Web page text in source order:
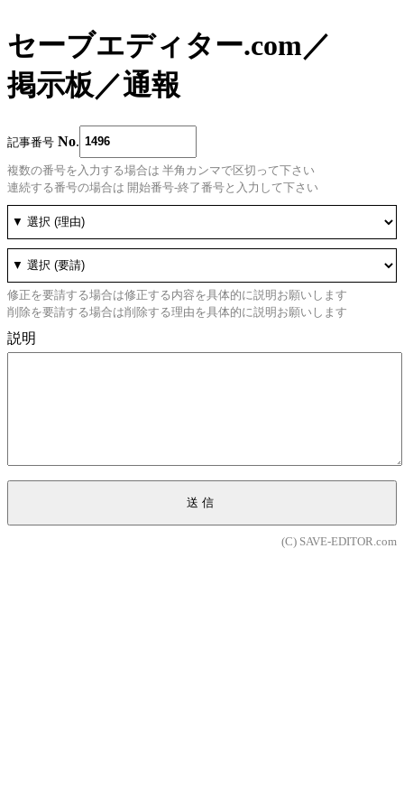
セーブエディター.com／
掲示板／通報
記事番号 No
複数の番号を入力する場合は 半角カンマで区切って下さい
連続する番号の場合は 開始番号-終了番号と入力して下さい
修正を要請する場合は修正する内容を具体的に説明お願いします
削除を要請する場合は削除する理由を具体的に説明お願いします
説明
送信
(C) SAVE-EDITOR.com